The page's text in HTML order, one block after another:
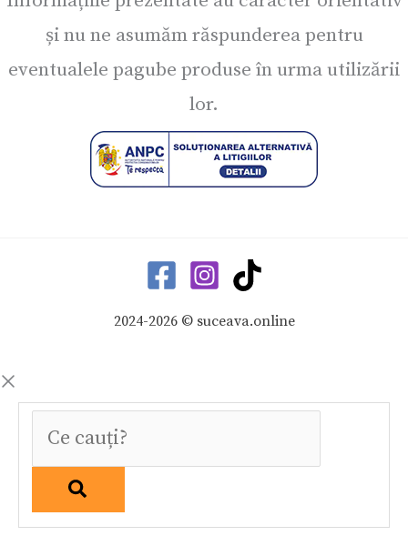
și nu ne asumăm răspunderea pentru
eventualele pagube produse în urma utilizării
lor.
2024-2026 © suceava.online